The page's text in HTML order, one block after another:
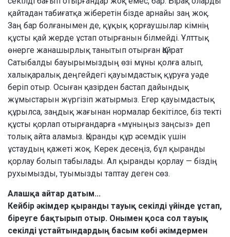
қайтадан табиғатқа жіберетін бізде арнайы заң жоқ.
Заң бар болғанымен де, құқық қорғаушылар кімнің
құсты қай жерде ұстап отырғанын білмейді. Ұлттық
өнерге жанашырлық танытып отырған Қайрат
Сатыбалды бауырымыздың өзі мұны қолға алып,
халықаралық деңгейдегі қауымдастық құруға уәде
беріп отыр. Осыған қазірден бастап дайындық
жұмыстарын жүргізіп жатырмыз. Егер қауымдастық
құрылса, заңдық жағынан нормалар бекітілсе, біз текті
құсты қорлап отырғандарға «мұныңыз заңсыз» деп
толық айта аламыз. Қыранды құр әсемдік үшін
ұстаудың қажеті жоқ. Керек десеңіз, бұл қыранды
қорлау болып табылады. Ал қыранды қорлау — біздің
рухымызды, туымызды таптау деген сөз.
Алашқа айтар датым...
Кейбір әкімдер қыранды тауық секілді үйінде ұстап,
біреуге бақтырып отыр. Онымен қоса сол тауық
секілді ұстайтындардың басым көбі әкімдермен